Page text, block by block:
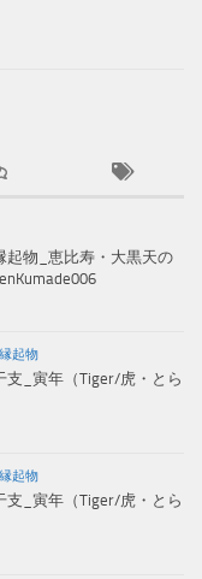
起物_恵比寿・大黒天の
縁起物
_寅年（Tiger/虎・とら
縁起物
_寅年（Tiger/虎・とら